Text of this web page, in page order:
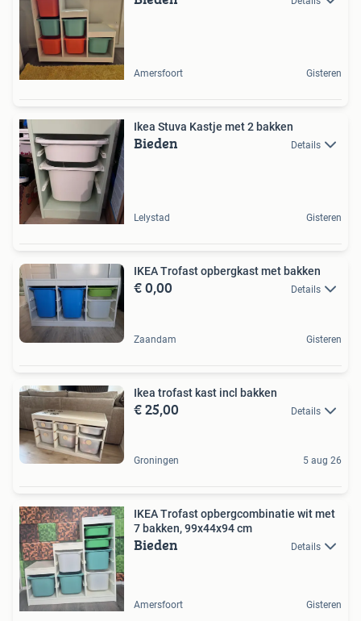
Amersfoort Gisteren
Ikea Stuva Kastje met 2 bakken
Bieden Details
Lelystad Gisteren
IKEA Trofast opbergkast met bakken
€ 0,00 Details
Zaandam Gisteren
Ikea trofast kast incl bakken
€ 25,00 Details
Groningen 5 aug 26
IKEA Trofast opbergcombinatie wit met
7 bakken, 99x44x94 cm
Bieden Details
Amersfoort Gisteren